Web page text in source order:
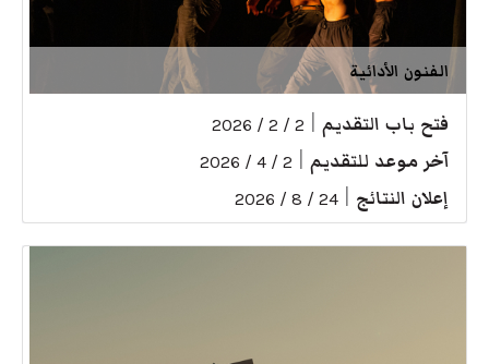
الفنون الأدائية
فتح باب التقديم 2 / 2 / 2026
آخر موعد للتقديم 2 / 4 / 2026
إعلان النتائج 24 / 8 / 2026